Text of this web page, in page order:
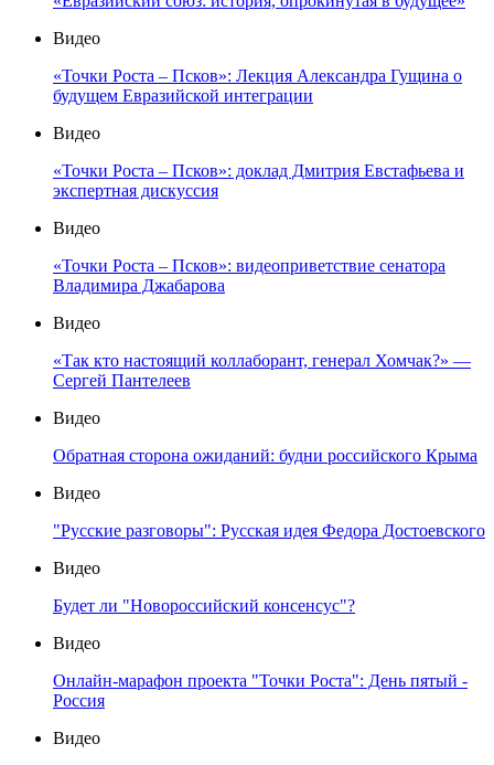
Видео
«Точки Роста – Псков»: Лекция Александра Гущина о
будущем Евразийской интеграции
Видео
«Точки Роста – Псков»: доклад Дмитрия Евстафьева и
экспертная дискуссия
Видео
«Точки Роста – Псков»: видеоприветствие сенатора
Владимира Джабарова
Видео
«Так кто настоящий коллаборант, генерал Хомчак?» —
Сергей Пантелеев
Видео
Обратная сторона ожиданий: будни российского Крыма
Видео
"Русские разговоры": Русская идея Федора Достоевского
Видео
Будет ли "Новороссийский консенсус"?
Видео
Онлайн-марафон проекта "Точки Роста": День пятый -
Россия
Видео